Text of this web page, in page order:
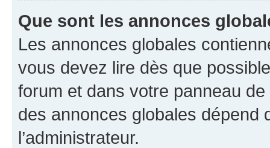
Que sont les annonces
Les annonces globales
vous devez lire dès que
forum et dans votre panneau
des annonces globales dépend
l’administrateur.